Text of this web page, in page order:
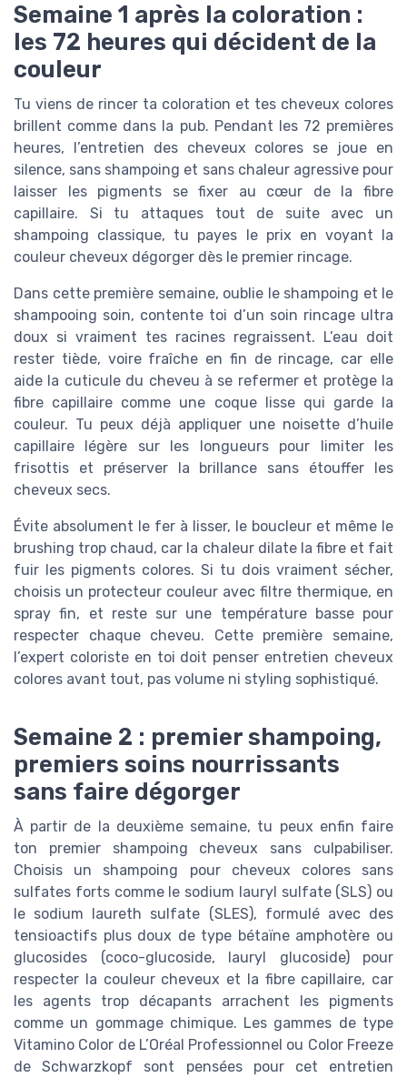
Semaine 1 après la coloration :
les 72 heures qui décident de la
couleur
Tu viens de rincer ta coloration et tes cheveux colores
brillent comme dans la pub. Pendant les 72 premières
heures, l’entretien des cheveux colores se joue en
silence, sans shampoing et sans chaleur agressive pour
laisser les pigments se fixer au cœur de la fibre
capillaire. Si tu attaques tout de suite avec un
shampoing classique, tu payes le prix en voyant la
couleur cheveux dégorger dès le premier rincage.
Dans cette première semaine, oublie le shampoing et le
shampooing soin, contente toi d’un soin rincage ultra
doux si vraiment tes racines regraissent. L’eau doit
rester tiède, voire fraîche en fin de rincage, car elle
aide la cuticule du cheveu à se refermer et protège la
fibre capillaire comme une coque lisse qui garde la
couleur. Tu peux déjà appliquer une noisette d’huile
capillaire légère sur les longueurs pour limiter les
frisottis et préserver la brillance sans étouffer les
cheveux secs.
Évite absolument le fer à lisser, le boucleur et même le
brushing trop chaud, car la chaleur dilate la fibre et fait
fuir les pigments colores. Si tu dois vraiment sécher,
choisis un protecteur couleur avec filtre thermique, en
spray fin, et reste sur une température basse pour
respecter chaque cheveu. Cette première semaine,
l’expert coloriste en toi doit penser entretien cheveux
colores avant tout, pas volume ni styling sophistiqué.
Semaine 2 : premier shampoing,
premiers soins nourrissants
sans faire dégorger
À partir de la deuxième semaine, tu peux enfin faire
ton premier shampoing cheveux sans culpabiliser.
Choisis un shampoing pour cheveux colores sans
sulfates forts comme le sodium lauryl sulfate (SLS) ou
le sodium laureth sulfate (SLES), formulé avec des
tensioactifs plus doux de type bétaïne amphotère ou
glucosides (coco-glucoside, lauryl glucoside) pour
respecter la couleur cheveux et la fibre capillaire, car
les agents trop décapants arrachent les pigments
comme un gommage chimique. Les gammes de type
Vitamino Color de L’Oréal Professionnel ou Color Freeze
de Schwarzkopf sont pensées pour cet entretien